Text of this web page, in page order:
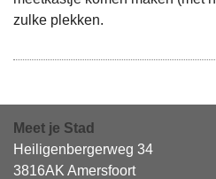
zulke plekken.
Meet je Stad
Heiligenbergerweg 34
3816AK Amersfoort